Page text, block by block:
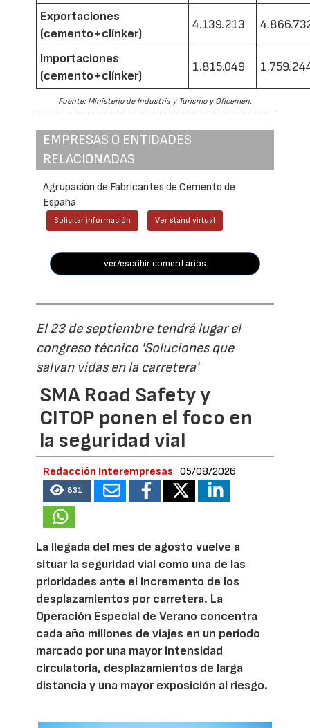
Exportaciones
(cemento+clínker)
4.139.213
Importaciones
(cemento+clínker)
1.815.049
Fuente: Ministerio de Industria y Turismo y Oficemen.
EMPRESAS O ENTIDADES
RELACIONADAS
Agrupación de Fabricantes de Cemento de
España
Solicitar información Ver stand virtual
ver/escribir comentarios
El 23 de septiembre tendrá lugar el
congreso técnico 'Soluciones que
salvan vidas en la carretera'
SMA Road Safety y
CITOP ponen el foco en
la seguridad vial
Redacción Interempresas 05/08/2026
831
La llegada del mes de agosto vuelve a
situar la seguridad vial como una de las
prioridades ante el incremento de los
desplazamientos por carretera. La
Operación Especial de Verano concentra
cada año millones de viajes en un periodo
marcado por una mayor intensidad
circulatoria, desplazamientos de larga
distancia y una mayor exposición al riesgo.